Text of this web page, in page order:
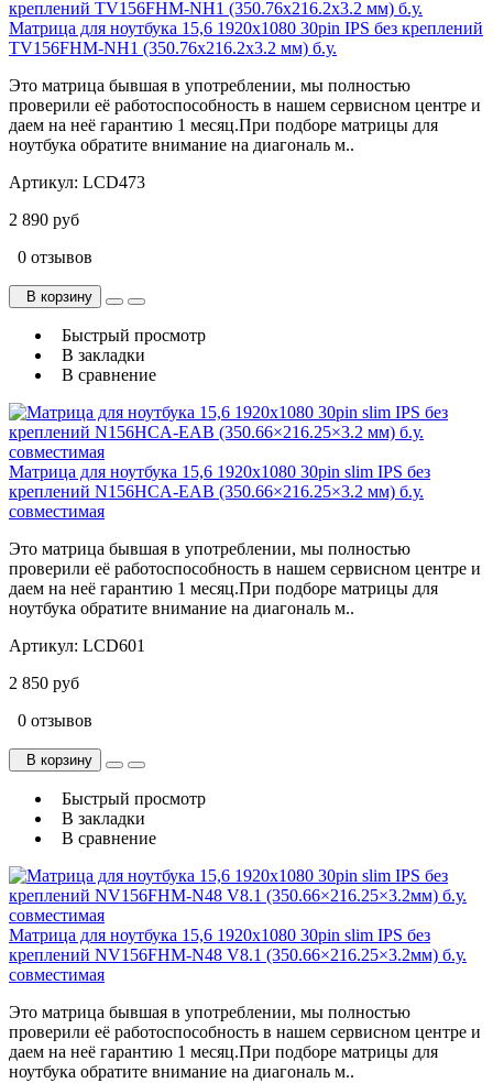
Матрица для ноутбука 15,6 1920x1080 30pin IPS без креплений
TV156FHM-NH1 (350.76x216.2x3.2 мм) б.у.
Это матрица бывшая в употреблении, мы полностью
проверили её работоспособность в нашем сервисном центре и
даем на неё гарантию 1 месяц.При подборе матрицы для
ноутбука обратите внимание на диагональ м..
Артикул: LCD473
2 890 руб
0 отзывов
В корзину
Быстрый просмотр
В закладки
В сравнение
Матрица для ноутбука 15,6 1920x1080 30pin slim IPS без
креплений N156HCA-EAB (350.66×216.25×3.2 мм) б.у.
cовместимая
Это матрица бывшая в употреблении, мы полностью
проверили её работоспособность в нашем сервисном центре и
даем на неё гарантию 1 месяц.При подборе матрицы для
ноутбука обратите внимание на диагональ м..
Артикул: LCD601
2 850 руб
0 отзывов
В корзину
Быстрый просмотр
В закладки
В сравнение
Матрица для ноутбука 15,6 1920x1080 30pin slim IPS без
креплений NV156FHM-N48 V8.1 (350.66×216.25×3.2мм) б.у.
cовместимая
Это матрица бывшая в употреблении, мы полностью
проверили её работоспособность в нашем сервисном центре и
даем на неё гарантию 1 месяц.При подборе матрицы для
ноутбука обратите внимание на диагональ м..